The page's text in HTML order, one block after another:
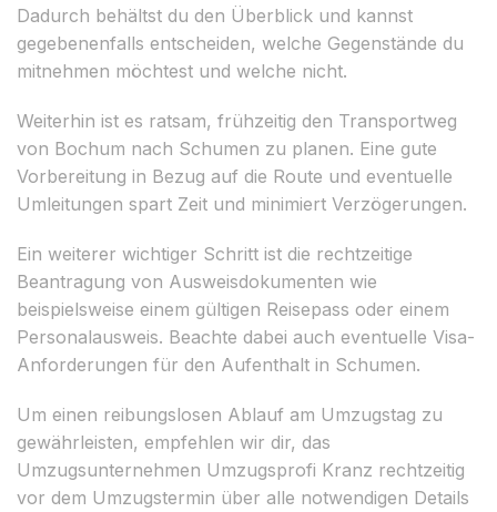
Dadurch behältst du den Überblick und kannst
gegebenenfalls entscheiden, welche Gegenstände du
mitnehmen möchtest und welche nicht.
Weiterhin ist es ratsam, frühzeitig den Transportweg
von Bochum nach Schumen zu planen. Eine gute
Vorbereitung in Bezug auf die Route und eventuelle
Umleitungen spart Zeit und minimiert Verzögerungen.
Ein weiterer wichtiger Schritt ist die rechtzeitige
Beantragung von Ausweisdokumenten wie
beispielsweise einem gültigen Reisepass oder einem
Personalausweis. Beachte dabei auch eventuelle Visa-
Anforderungen für den Aufenthalt in Schumen.
Um einen reibungslosen Ablauf am Umzugstag zu
gewährleisten, empfehlen wir dir, das
Umzugsunternehmen Umzugsprofi Kranz rechtzeitig
vor dem Umzugstermin über alle notwendigen Details